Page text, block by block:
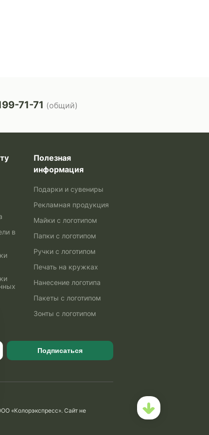
71-71 (общий)
в
Полезная
информация
Подарки и сувениры
Рекламная продукция
Майки с логотипом
Папки с логотипом
Ручки с логотипом
Печать на кружках
Нанесение логотипа
Пакеты с логотипом
Зонты с логотипом
Подписаться
«Колорэкспресс». Сайт не